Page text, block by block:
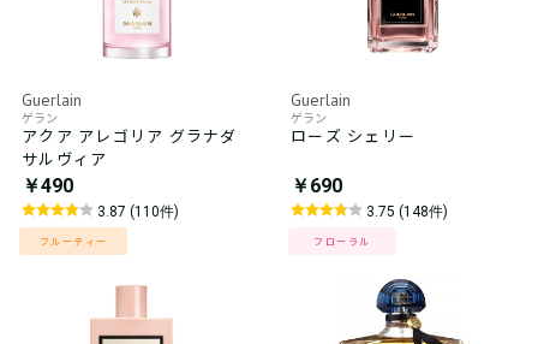
Guerlain
ゲラン
アクア アレゴリア グラナダ
サルヴィア
￥490
3.87 (110件)
フルーティー
Guerlain
ゲラン
ローズ シェリー
￥690
3.75 (148件)
フローラル